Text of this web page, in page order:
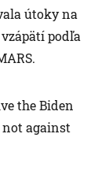
útoky na
podľa
the Biden
against